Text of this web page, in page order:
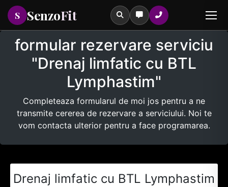
S SenzoFit
Tastează pentru a căuta printre serviciile noastre
formular rezervare serviciu
"Drenaj limfatic cu BTL
Lymphastim"
Completeaza formularul de moi jos pentru a ne
transmite cererea de rezervare a serviciului. Noi te
vom contacta ulterior pentru a face programarea.
Drenaj limfatic cu BTL Lymphastim